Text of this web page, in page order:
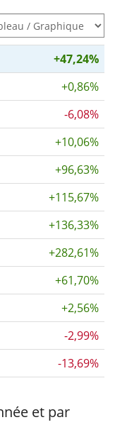
+47,24%
+0,86%
-6,08%
+10,06%
+96,63%
+115,67%
+136,33%
+282,61%
+61,70%
+2,56%
-2,99%
-13,69%
et par